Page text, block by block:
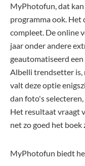
MyPhotofun, dat
programma ook.
compleet. De online
jaar onder andere
geautomatiseerd
Albelli trendsetter
valt deze optie
dan foto's
Het resultaat vraagt
net zo goed het boek
MyPhotofun biedt